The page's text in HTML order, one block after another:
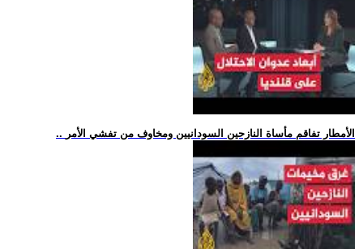
.. الأمطار تفاقم مأساة النازحين السودانيين ومخاوف من تفشي الأمر